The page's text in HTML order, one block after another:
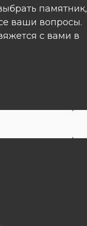
памятник,
ваши вопросы.
с вами в